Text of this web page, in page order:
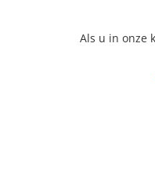
Als u in onze